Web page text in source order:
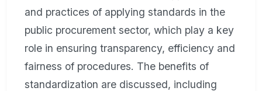
and practices of applying standards in the
public procurement sector, which play a key
role in ensuring transparency, efficiency and
fairness of procedures. The benefits of
standardization are discussed, including